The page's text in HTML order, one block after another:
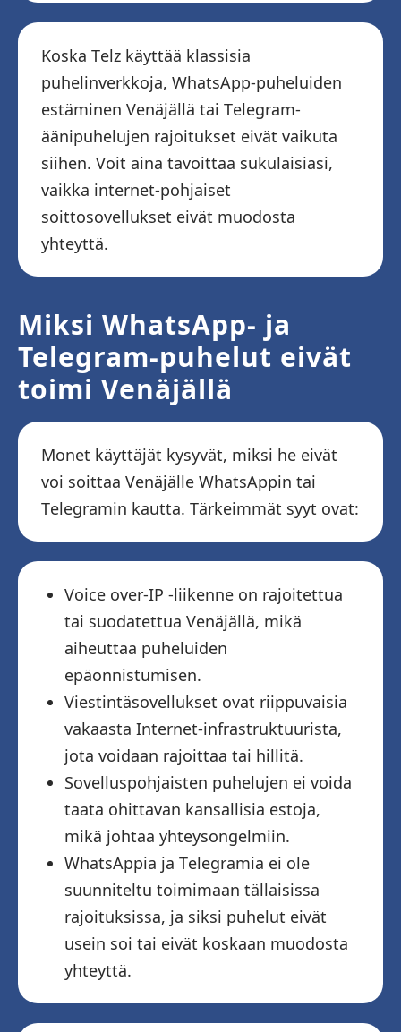
Koska Telz käyttää klassisia
puhelinverkkoja, WhatsApp-puheluiden
estäminen Venäjällä tai Telegram-
äänipuhelujen rajoitukset eivät vaikuta
siihen. Voit aina tavoittaa sukulaisiasi,
vaikka internet-pohjaiset
soittosovellukset eivät muodosta
yhteyttä.
Miksi WhatsApp- ja
Telegram-puhelut eivät
toimi Venäjällä
Monet käyttäjät kysyvät, miksi he eivät
voi soittaa Venäjälle WhatsAppin tai
Telegramin kautta. Tärkeimmät syyt ovat:
Voice over-IP -liikenne on rajoitettua
tai suodatettua Venäjällä, mikä
aiheuttaa puheluiden
epäonnistumisen.
Viestintäsovellukset ovat riippuvaisia ​​
vakaasta Internet-infrastruktuurista,
jota voidaan rajoittaa tai hillitä.
Sovelluspohjaisten puhelujen ei voida
taata ohittavan kansallisia estoja,
mikä johtaa yhteysongelmiin.
WhatsAppia ja Telegramia ei ole
suunniteltu toimimaan tällaisissa
rajoituksissa, ja siksi puhelut eivät
usein soi tai eivät koskaan muodosta
yhteyttä.